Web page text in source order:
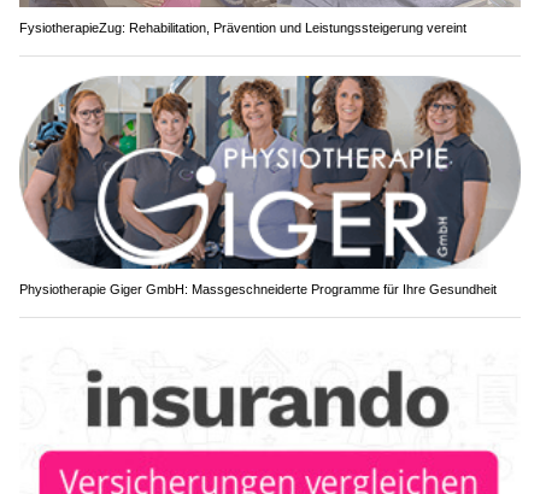
FysiotherapieZug: Rehabilitation, Prävention und Leistungssteigerung vereint
Physiotherapie Giger GmbH: Massgeschneiderte Programme für Ihre Gesundheit